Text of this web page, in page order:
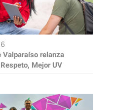
Valparaíso relanza
Mejor UV